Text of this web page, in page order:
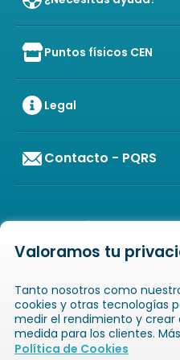
Icon of store
Puntos físicos CEN
Legal
Contacto - PQRS
LOS DERECHOS
NIT: 811025289-1 /
MEDELLÍN,
Inicio
Valoramos tu
Tanto nosotros como
cookies y otras tecnologías
medir el rendimiento y
medida para los clientes.
Política de Cookies